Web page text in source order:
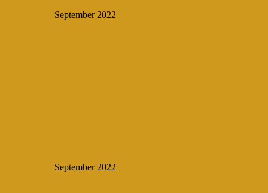
September 2022
September 2022